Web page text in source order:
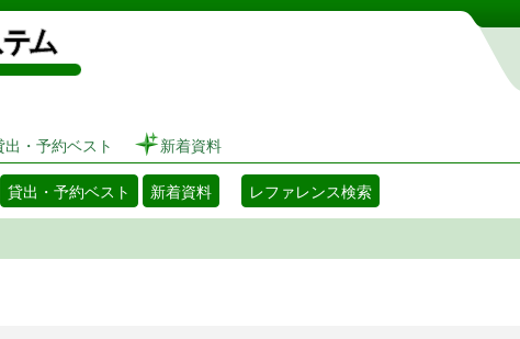
図書館 蔵書検索・予約システム
出・予約ベスト 新着資料
貸出・予約ベスト 新着資料 レファレンス検索